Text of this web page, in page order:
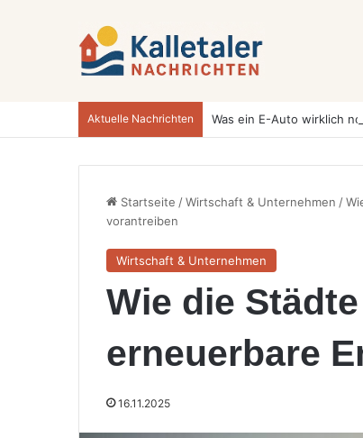
Aktuelle Nachrichten
Startseite /Wirtschaft & Unternehmen /
vorantreiben
Wirtschaft & Unternehmen
Wie die
erneuerbare
16.11.2025